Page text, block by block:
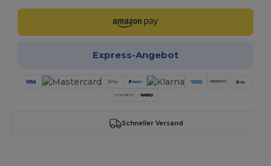
Express-Angebot
Schneller Versand